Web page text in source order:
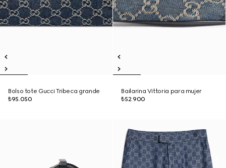
Bolso tote Gucci Tribeca grande
₺95.050
Bailarina Vittoria para mujer
₺52.900